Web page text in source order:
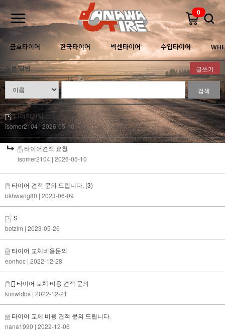
0
금호타이어 한국타이어 넥센타이어 수입타이어
질문/답변 글쓰기
검색
타이어견적 요청
isomer2104| 2026-05-10
타이어견적 요청
isomer2104 | 2026-05-10
타이어 견적 문의 드립니다. (3)
bkhwang80 | 2023-06-09
S
botzim | 2023-05-26
타이어 교체비용문의
eonhoc | 2022-12-28
타이어 교체 비용 견적 문의
kimwldbs | 2022-12-21
타이어 교체 비용 견적 문의 드립니다.
nana1990 | 2022-12-06